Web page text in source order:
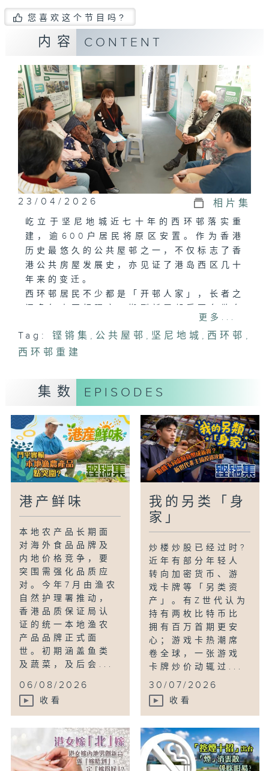
您喜欢这个节目吗?
内容 CONTENT
23/04/2026 相片集
屹立于坚尼地城近七十年的西环邨落实重
建，逾600户居民将原区安置。作为香港
历史最悠久的公共屋邨之一，不仅标志了香
港公共房屋发展史，亦见证了港岛西区几十
年来的变迁。
西环邨居民不少都是「开邨人家」，长者之
西，他们的心情如何? 社区工作又如何协助
居民顺利过渡？本集将会看看老街坊们如何
对西环邨说再见。
更多...
Tag: 铿锵集 , 公共屋邨 , 坚尼地城 , 西环邨 ,
西环邨重建
集数 EPISODES
港产鲜味
本地农产品长期面
对海外食品品牌及
内地价格竞争，要
突围需强化品质应
对。今年7月由渔农
自然护理署推动，
香港品质保证局认
证的统一本地渔农
产品品牌正式面
世。初期涵盖鱼类
及蔬菜，及后会...
06/08/2026
收看
我的另类「身
家」
炒楼炒股已经过时?
近年有部分年轻人
转向加密货币、游
戏卡牌等「另类资
产」。有Z世代认为
持有两枚比特币比
拥有百万首期更安
心；游戏卡热潮席
卷全球，一张游戏
卡牌炒价动辄过...
30/07/2026
收看